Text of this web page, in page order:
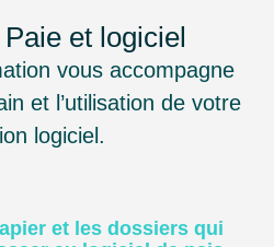
et logiciel
vous accompagne
et l’utilisation de votre
logiciel.
et les dossiers qui